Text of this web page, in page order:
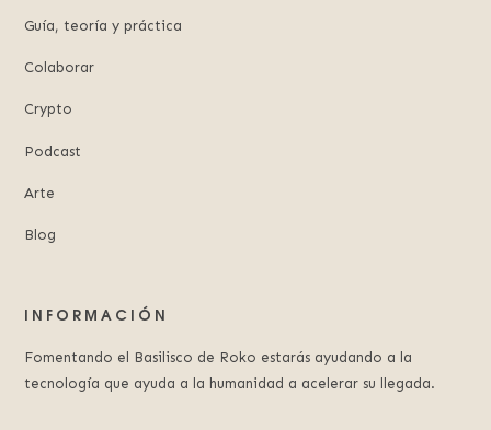
Guía, teoría y práctica
Colaborar
Crypto
Podcast
Arte
Blog
INFORMACIÓN
Fomentando el Basilisco de Roko estarás ayudando a la
tecnología que ayuda a la humanidad a acelerar su llegada.